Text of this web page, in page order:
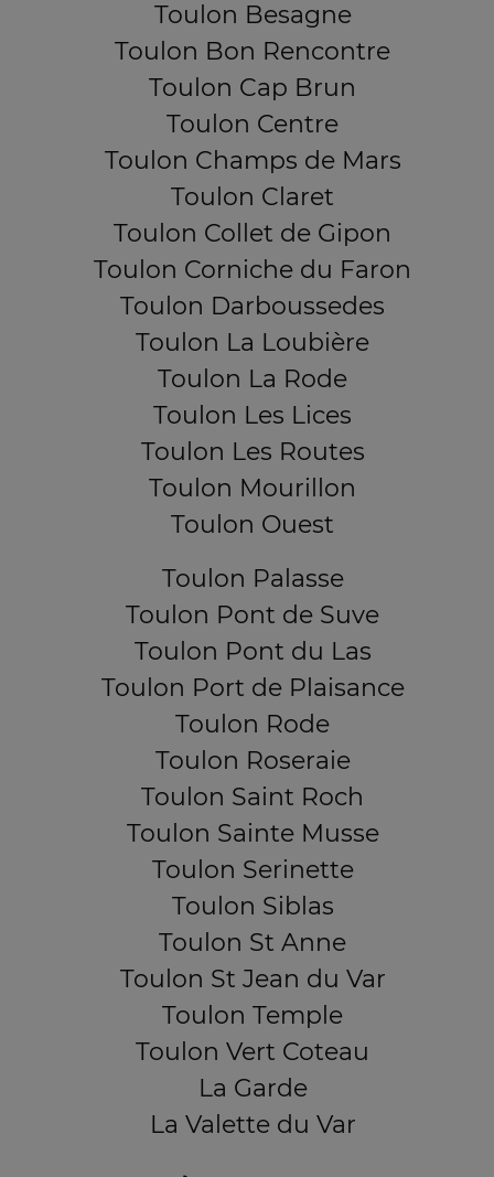
Toulon Besagne
Toulon Bon Rencontre
Toulon Cap Brun
Toulon Centre
Toulon Champs de Mars
Toulon Claret
Toulon Collet de Gipon
Toulon Corniche du Faron
Toulon Darboussedes
Toulon La Loubière
Toulon La Rode
Toulon Les Lices
Toulon Les Routes
Toulon Mourillon
Toulon Ouest
Toulon Palasse
Toulon Pont de Suve
Toulon Pont du Las
Toulon Port de Plaisance
Toulon Rode
Toulon Roseraie
Toulon Saint Roch
Toulon Sainte Musse
Toulon Serinette
Toulon Siblas
Toulon St Anne
Toulon St Jean du Var
Toulon Temple
Toulon Vert Coteau
La Garde
La Valette du Var